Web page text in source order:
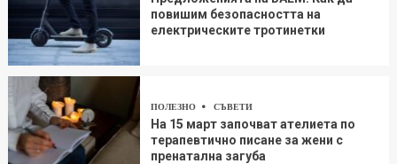
повишим безопасността на
електрическите тротинетки
ПОЛЕЗНО СЪВЕТИ
На 15 март започват ателиета по
терапевтично писане за жени с
пренатална загуба